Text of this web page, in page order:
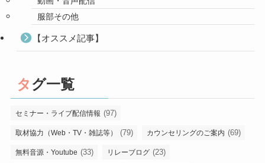
服部その他
【オススメ記事】
タグ一覧
セミナー・ライブ配信情報 (97)
取材協力（Web・TV・雑誌等） (79) カウンセリングのご案内 (69)
無料音源・Youtube (33) リレーブログ (23)